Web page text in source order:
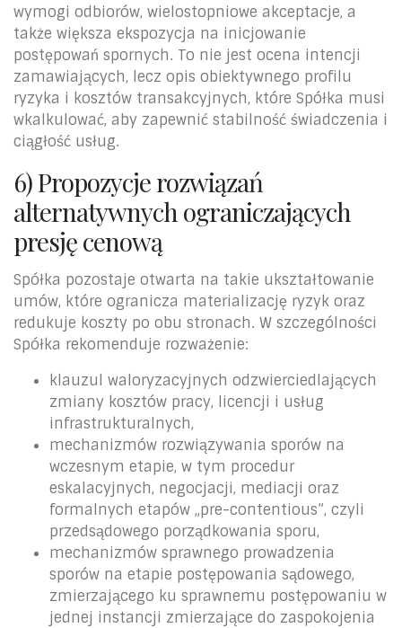
wymogi odbiorów, wielostopniowe akceptacje, a
także większa ekspozycja na inicjowanie
postępowań spornych. To nie jest ocena intencji
zamawiających, lecz opis obiektywnego profilu
ryzyka i kosztów transakcyjnych, które Spółka musi
wkalkulować, aby zapewnić stabilność świadczenia i
ciągłość usług.
6) Propozycje rozwiązań
alternatywnych ograniczających
presję cenową
Spółka pozostaje otwarta na takie ukształtowanie
umów, które ogranicza materializację ryzyk oraz
redukuje koszty po obu stronach. W szczególności
Spółka rekomenduje rozważenie:
klauzul waloryzacyjnych odzwierciedlających
zmiany kosztów pracy, licencji i usług
infrastrukturalnych,
mechanizmów rozwiązywania sporów na
wczesnym etapie, w tym procedur
eskalacyjnych, negocjacji, mediacji oraz
formalnych etapów „pre-contentious”, czyli
przedsądowego porządkowania sporu,
mechanizmów sprawnego prowadzenia
sporów na etapie postępowania sądowego,
zmierzającego ku sprawnemu postępowaniu w
jednej instancji zmierzające do zaspokojenia